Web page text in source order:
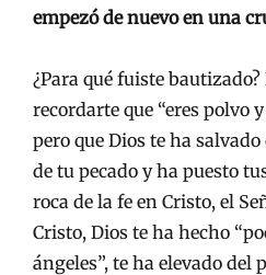
empezó de nuevo en una
¿Para qué fuiste
recordarte que “eres polvo
pero que Dios te ha
de tu pecado y ha puesto
roca de la fe en Cristo, el
Cristo, Dios te ha hecho
ángeles”, te ha elevado del